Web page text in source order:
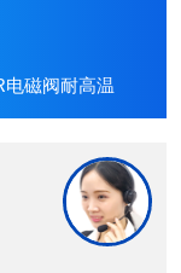
电磁阀耐高温